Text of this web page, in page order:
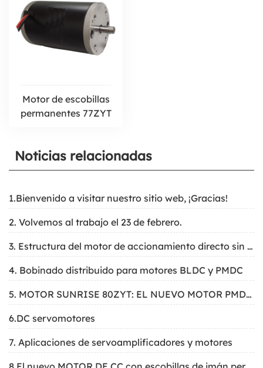
Motor de escobillas
permanentes 77ZYT
Noticias relacionadas
1.Bienvenido a visitar nuestro sitio web, ¡Gracias!
2. Volvemos al trabajo el 23 de febrero.
3. Estructura del motor de accionamiento directo sin escobillas del motor de engranajes industriales
4. Bobinado distribuido para motores BLDC y PMDC
5. MOTOR SUNRISE 80ZYT: EL NUEVO MOTOR PMDC PARA SIMULADOR
6.DC servomotores
7. Aplicaciones de servoamplificadores y motores